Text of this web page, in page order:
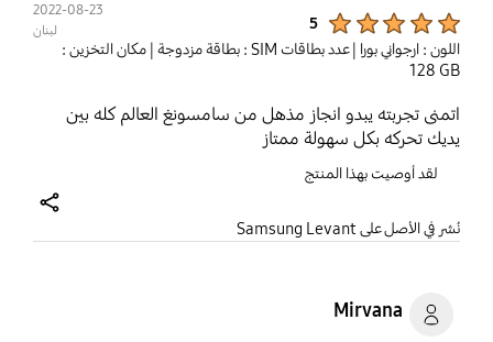
5
2022-08-23
لبنان
اللون : ارجواني بورا | عدد بطاقات SIM : بطاقة مزدوجة
| مكان التخزين :
‎‎128 GB‎‎
اتمنى تجربته يبدو انجاز مذهل من سامسونغ العالم كله بين
يديك تحركه بكل سهولة ممتاز
لقد أوصيت بهذا المنتج
نُشر في الأصل على Samsung Levant
Mirvana